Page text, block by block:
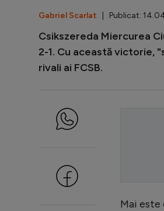
Gabriel Scarlat | Publicat:
Csikszereda Miercurea
2-1. Cu această victorie,
rivali ai FCSB.
Mai este